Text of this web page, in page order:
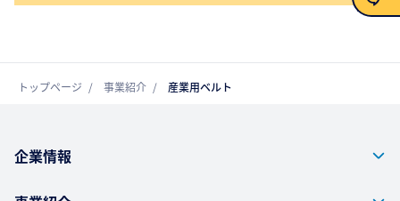
トップページ 事業紹介 産業用ベルト
企業情報